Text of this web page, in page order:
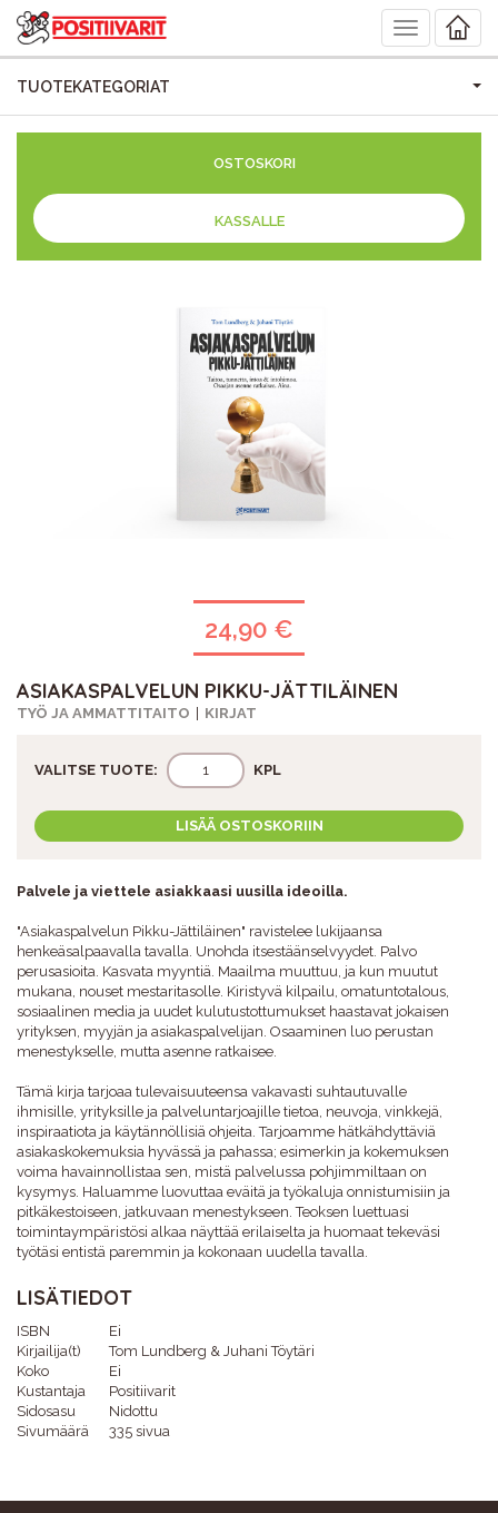
Toggle
navigation
TUOTEKATEGORIAT
OSTOSKORI
KASSALLE
24,90 €
ASIAKASPALVELUN PIKKU-JÄTTILÄINEN
TYÖ JA AMMATTITAITO KIRJAT
VALITSE TUOTE: KPL
LISÄÄ OSTOSKORIIN
Palvele ja viettele asiakkaasi uusilla ideoilla.
"Asiakaspalvelun Pikku-Jättiläinen" ravistelee lukijaansa
henkeäsalpaavalla tavalla. Unohda itsestäänselvyydet. Palvo
perusasioita. Kasvata myyntiä. Maailma muuttuu, ja kun muutut
mukana, nouset mestaritasolle. Kiristyvä kilpailu, omatuntotalous,
sosiaalinen media ja uudet kulutustottumukset haastavat jokaisen
yrityksen, myyjän ja asiakaspalvelijan. Osaaminen luo perustan
menestykselle, mutta asenne ratkaisee.
Tämä kirja tarjoaa tulevaisuuteensa vakavasti suhtautuvalle
ihmisille, yrityksille ja palveluntarjoajille tietoa, neuvoja, vinkkejä,
inspiraatiota ja käytännöllisiä ohjeita. Tarjoamme hätkähdyttäviä
asiakaskokemuksia hyvässä ja pahassa; esimerkin ja kokemuksen
voima havainnollistaa sen, mistä palvelussa pohjimmiltaan on
kysymys. Haluamme luovuttaa eväitä ja työkaluja onnistumisiin ja
pitkäkestoiseen, jatkuvaan menestykseen. Teoksen luettuasi
toimintaympäristösi alkaa näyttää erilaiselta ja huomaat tekeväsi
työtäsi entistä paremmin ja kokonaan uudella tavalla.
LISÄTIEDOT
ISBN
Ei
Kirjailija(t)
Tom Lundberg & Juhani Töytäri
Koko
Ei
Kustantaja
Positiivarit
Sidosasu
Nidottu
Sivumäärä
335 sivua